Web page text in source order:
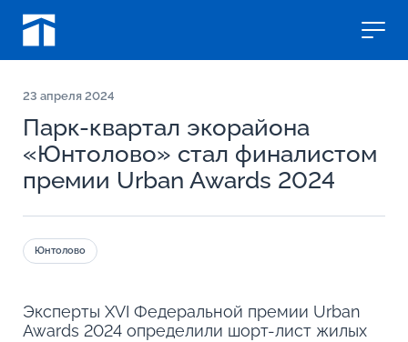
23 апреля 2024
Парк-квартал экорайона
«Юнтолово» стал финалистом
премии Urban Awards 2024
Юнтолово
Эксперты XVI Федеральной премии Urban
Awards 2024 определили шорт-лист жилых